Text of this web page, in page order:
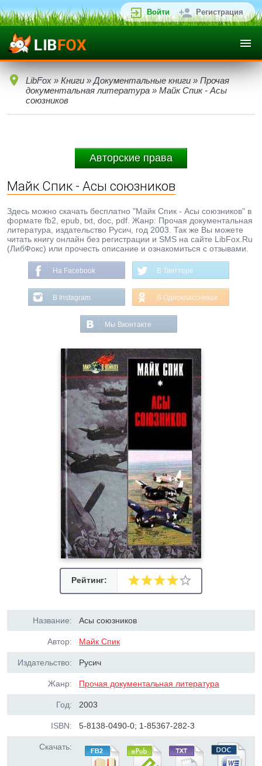
Войти Регистрация
LibFox » Книги » Документальные книги » Прочая
документальная литература » Майк Спик - Асы
союзников
Авторские права
Майк Спик - Асы союзников
Здесь можно скачать бесплатно "Майк Спик - Асы союзников" в
формате fb2, epub, txt, doc, pdf. Жанр: Прочая документальная
литература, издательство Русич, год 2003. Так же Вы можете
читать книгу онлайн без регистрации и SMS на сайте LibFox.Ru
(ЛибФокс) или прочесть описание и ознакомиться с отзывами.
На Facebook В Твиттере
В Instagram В Одноклассниках
Мы Вконтакте
Рейтинг:
Название: Асы союзников
Автор: Майк Спик
Издательство: Русич
Жанр: Прочая документальная литература
Год: 2003
ISBN: 5-8138-0490-0; 1-85367-282-3
Скачать: